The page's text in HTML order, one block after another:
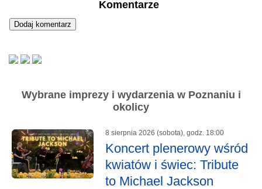
Komentarze
Wybrane imprezy i wydarzenia w Poznaniu i
okolicy
8 sierpnia 2026 (sobota), godz. 18:00
Koncert plenerowy wśród
kwiatów i świec: Tribute
to Michael Jackson